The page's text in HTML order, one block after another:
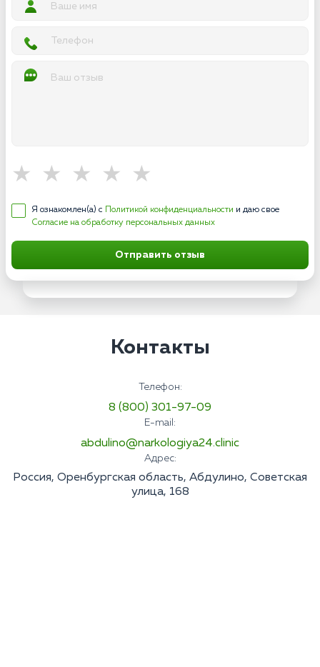
Я ознакомлен(а) с Политикой конфиденциальности и даю свое
Согласие на обработку персональных данных
Отправить отзыв
Контакты
Телефон:
8 (800) 301-97-09
E-mail:
abdulino@narkologiya24.clinic
Адрес:
Россия, Оренбургская область, Абдулино, Советская
улица, 168